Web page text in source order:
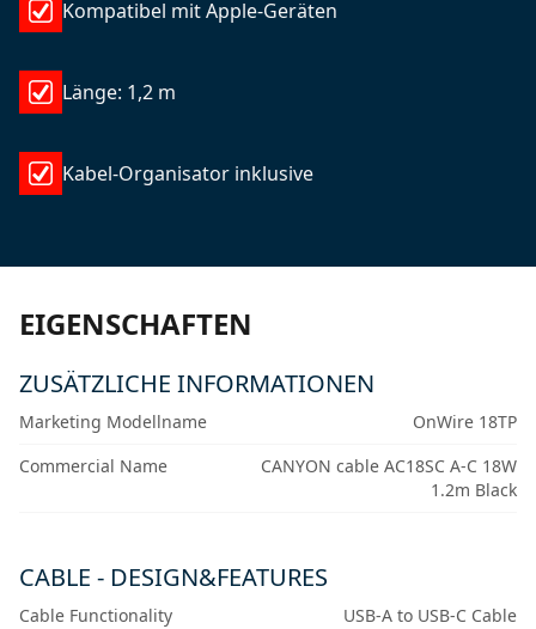
Kompatibel mit Apple-Geräten
Länge: 1,2 m
Kabel-Organisator inklusive
EIGENSCHAFTEN
ZUSÄTZLICHE INFORMATIONEN
Marketing Modellname
OnWire 18TP
Commercial Name
CANYON cable AC18SC A-C 18W
1.2m Black
CABLE - DESIGN&FEATURES
Cable Functionality
USB-A to USB-C Cable